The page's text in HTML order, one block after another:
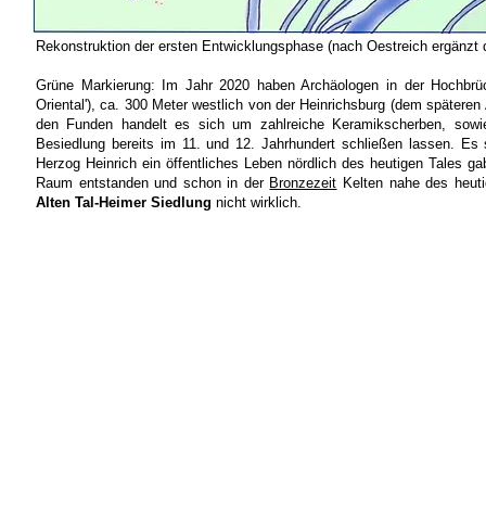
Rekonstruktion der ersten Entwicklungsphase (nach Oestreich
Grüne Markierung: Im Jahr 2020 haben Archäologen in der
Oriental'), ca. 300 Meter westlich von der Heinrichsburg (dem
den Funden handelt es sich um zahlreiche Keramikscherben,
Besiedlung bereits im 11. und 12. Jahrhundert schließen lassen.
Herzog Heinrich ein öffentliches Leben nördlich des heutigen Tales
Raum entstanden und schon in der Bronzezeit Kelten nahe des
Alten Tal-Heimer Siedlung nicht wirklich.